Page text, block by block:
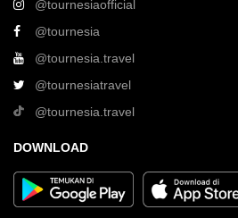
@tournesiaofficial
@tournesia
@tournesia.travel
@tournesiatravel
@tournesia.travel
DOWNLOAD